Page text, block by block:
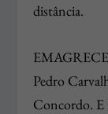
distância.
Pedro
Concordo. E